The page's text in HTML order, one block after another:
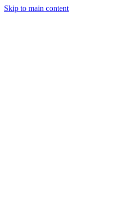
Skip to main content